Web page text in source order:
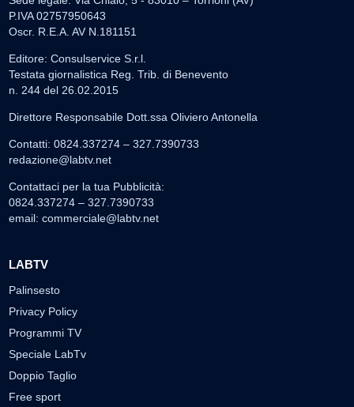
P.IVA 02757950643
Oscr. R.E.A. AV N.181151
Editore: Consulservice S.r.l.
Testata giornalistica Reg. Trib. di Benevento
n. 244 del 26.02.2015
Direttore Responsabile Dott.ssa Oliviero Antonella
Contatti: 0824.337274 – 327.7390733
redazione@labtv.net
Contattaci per la tua Pubblicità:
0824.337274 – 327.7390733
email: commerciale@labtv.net
LABTV
Palinsesto
Privacy Policy
Programmi TV
Speciale LabTv
Doppio Taglio
Free sport